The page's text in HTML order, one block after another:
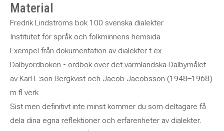
Material
Fredrik Lindströms bok 100 svenska dialekter
Institutet för språk och folkminnens hemsida
Exempel från dokumentation av dialekter t ex
Dalbyordboken - ordbok över det värmländska Dalbymålet
av Karl L:son Bergkvist och Jacob Jacobsson (1948–1968)
m fl verk
Sist men definitivt inte minst kommer du som deltagare få
dela dina egna reflektioner och erfarenheter av dialekter.